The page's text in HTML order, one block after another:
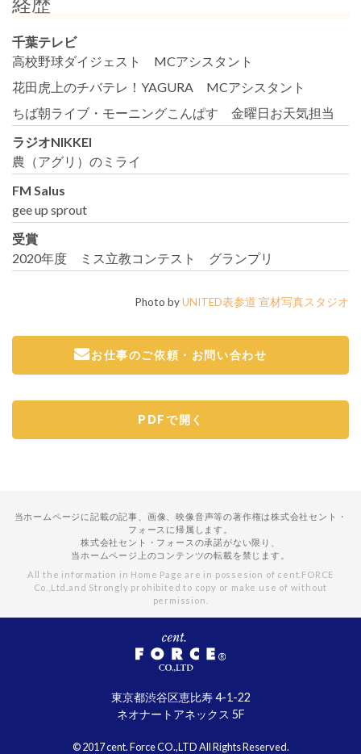
千葉テレビ
高校野球ダイジェスト MCアシスタント
花田虎上のチバテレ！YAGURA MCアシスタント
ちば朝ライブ・モーニングこんぱす 金曜日お天気担当
ラジオNIKKEI
農（アグリ）のミライ
FM Salus
gee up sprout
受賞
2020年度 ミス立教コンテスト グランプリ
Photo byUNITED表参道 宣材写真スタジオ
お仕事のご依頼・お問い合わせ
PDFで開く
当ホームページに記載の記事、画像、映像音声等の著作権は株式会社セント・
フォースに帰属します。
株式会社セント・フォースの承諾がない限り、
当ホームページ上のコンテンツの転載を禁じます。
All the information in Home Page are in possesion of cent.FORCE
Co.,Ltd.and Strongly prohibited to copy or make use of without
permission.
東京都渋谷区恵比寿 4-1-22
ネオナートアネックス 5F
© 2017 cent. Force CO.,LTD All Rights Reserved.